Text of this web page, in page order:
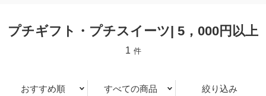
プチギフト・プチスイーツ| 5，000円以上
1 件
おすすめ順 すべての商品 絞り込み